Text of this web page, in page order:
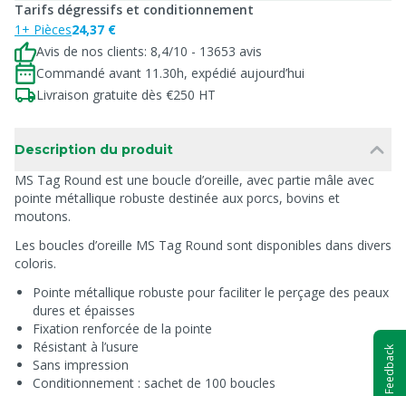
Tarifs dégressifs et conditionnement
1+ Pièces24,37 €
Avis de nos clients: 8,4/10 - 13653 avis
Commandé avant 11.30h, expédié aujourd’hui
Livraison gratuite dès €250 HT
Description du produit
MS Tag Round est une boucle d’oreille, avec partie mâle avec
pointe métallique robuste destinée aux porcs, bovins et
moutons.
Les boucles d’oreille MS Tag Round sont disponibles dans divers
coloris.
Pointe métallique robuste pour faciliter le perçage des peaux
dures et épaisses
Fixation renforcée de la pointe
Résistant à l’usure
Sans impression
Conditionnement : sachet de 100 boucles
Feedback